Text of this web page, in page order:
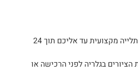
ניתן להזמין משלוח + תלייה מקצועית עד אליכם תוך 24
הציורים בגלריה לפני הרכישה או